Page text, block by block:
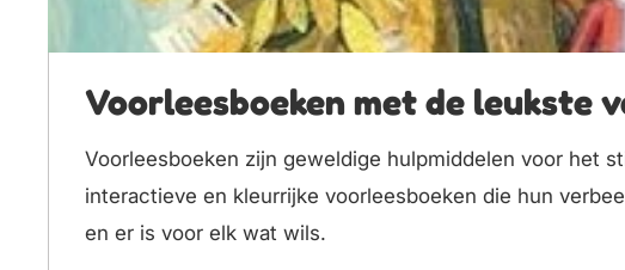
Voorleesboeken met de leukste
Voorleesboeken zijn geweldige hulpmiddelen voor het
interactieve en kleurrijke voorleesboeken die hun
en er is voor elk wat wils.